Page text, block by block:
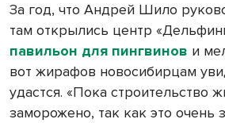
За год, что Андрей Шило
там открылись центр
павильон для пингвинов и
вот жирафов новосибирцам
удастся. «Пока строительство
заморожено, так как это очень